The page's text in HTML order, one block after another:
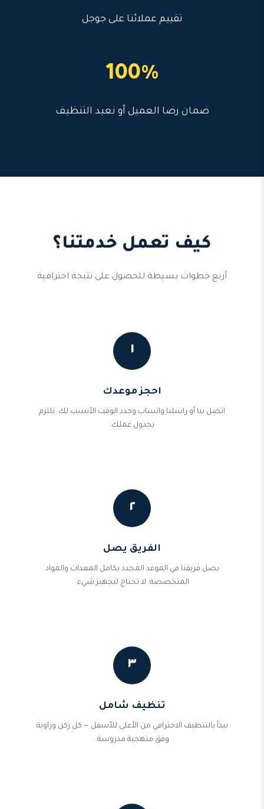
تقييم عملائنا على جوجل
100%
ضمان رضا العميل أو نعيد التنظيف
كيف تعمل خدمتنا؟
أربع خطوات بسيطة للحصول على نتيجة احترافية
١
احجز موعدك
اتصل بنا أو راسلنا واتساب وحدد الوقت الأنسب لك. نلتزم
بجدول عملك.
٢
الفريق يصل
يصل فريقنا في الموعد المحدد بكامل المعدات والمواد
المتخصصة. لا تحتاج لتجهيز شيء.
٣
تنظيف شامل
نبدأ بالتنظيف الاحترافي من الأعلى للأسفل — كل ركن وزاوية
وفق منهجية مدروسة.